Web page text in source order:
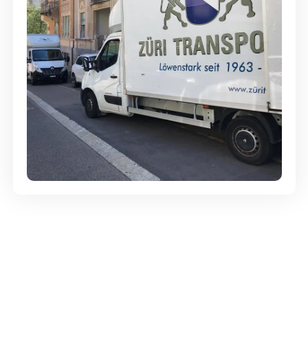
Günstige Umzüge - Hervorragender
Service